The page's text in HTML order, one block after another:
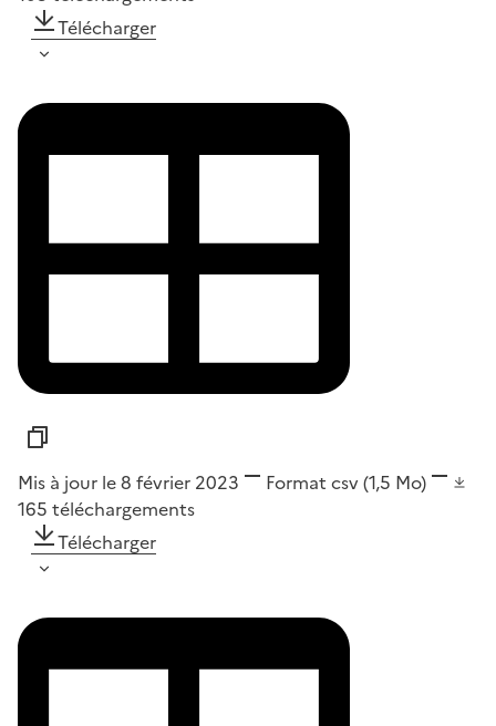
Télécharger
Mis à jour le 8 février 2023 Format csv(1,5 Mo)
165 téléchargements
Télécharger